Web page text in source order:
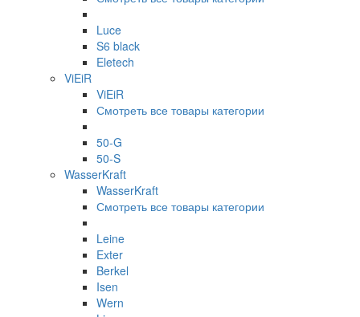
Luce
S6 black
Eletech
ViEiR
ViEiR
Смотреть все товары категории
50-G
50-S
WasserKraft
WasserKraft
Смотреть все товары категории
Leine
Exter
Berkel
Isen
Wern